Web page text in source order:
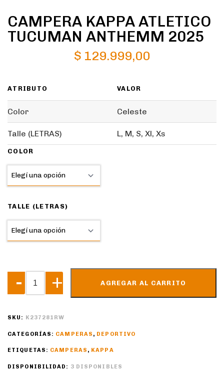
CAMPERA KAPPA ATLETICO
TUCUMAN ANTHEMM 2025
$ 129.999,00
ATRIBUTO VALOR
Color Celeste
Talle (LETRAS) L, M, S, Xl, Xs
COLOR
TALLE (LETRAS)
AGREGAR AL CARRITO
SKU: K237281RW
CATEGORÍAS: CAMPERAS , DEPORTIVO
ETIQUETAS: CAMPERAS , KAPPA
DISPONIBILIDAD: 3 DISPONIBLES